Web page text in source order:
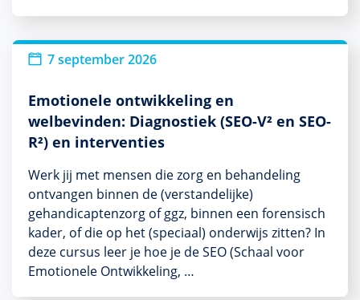
7 september 2026
Emotionele ontwikkeling en
welbevinden: Diagnostiek (SEO-V² en SEO-
R²) en interventies
Werk jij met mensen die zorg en behandeling
ontvangen binnen de (verstandelijke)
gehandicaptenzorg of ggz, binnen een forensisch
kader, of die op het (speciaal) onderwijs zitten? In
deze cursus leer je hoe je de SEO (Schaal voor
Emotionele Ontwikkeling, …